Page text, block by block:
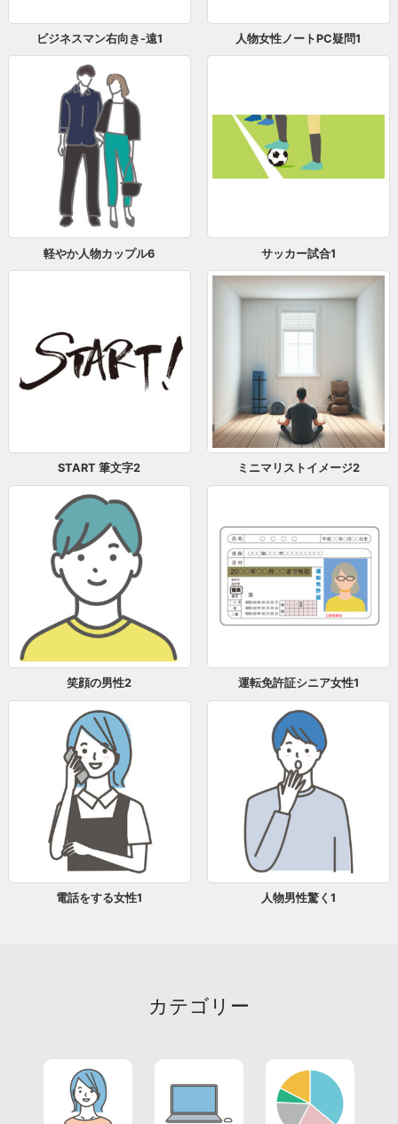
ビジネスマン右向き-遠1 人物女性ノートPC疑問1
軽やか人物カップル6 サッカー試合1
START 筆文字2 ミニマリストイメージ2
笑顔の男性2 運転免許証シニア女性1
電話をする女性1 人物男性驚く1
カテゴリー